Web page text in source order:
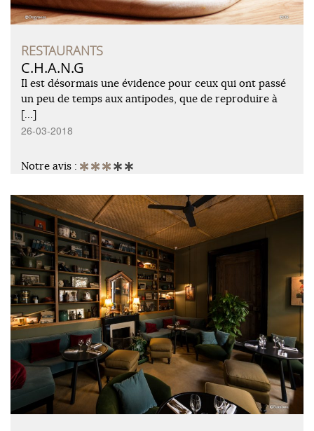
RESTAURANTS
C.H.A.N.G
Il est désormais une évidence pour ceux qui ont passé
un peu de temps aux antipodes, que de reproduire à
[…]
26-03-2018
Notre avis :